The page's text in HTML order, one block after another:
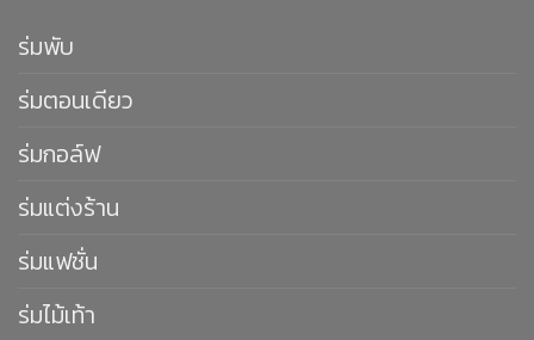
ร่มพับ
ร่มตอนเดียว
ร่มกอล์ฟ
ร่มแต่งร้าน
ร่มแฟชั่น
ร่มไม้เท้า